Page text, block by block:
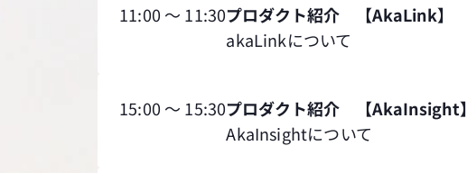
11:00 ～ 11:30プロダクト紹介 【AkaLink】
akaLinkについて
15:00 ～ 15:30プロダクト紹介 【AkaInsight】
AkaInsightについて